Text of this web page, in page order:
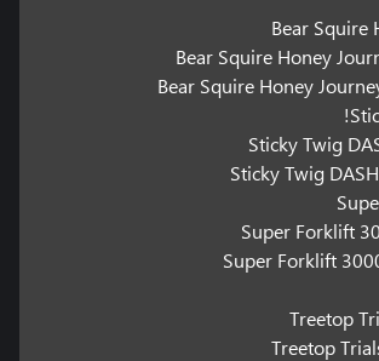
Bear Squire
Bear Squire Honey
Bear Squire Honey
Sticky Twig
Sticky Twig
Super Forklift
Super Forklift
Treetop
Treetop